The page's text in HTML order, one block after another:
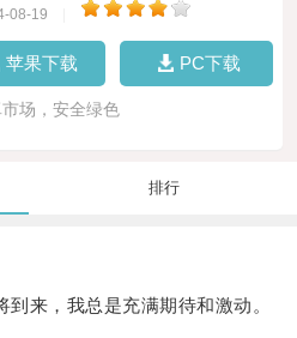
08-19
苹果下载 PC下载
场，安全绿色
排行
来，我总是充满期待和激动。